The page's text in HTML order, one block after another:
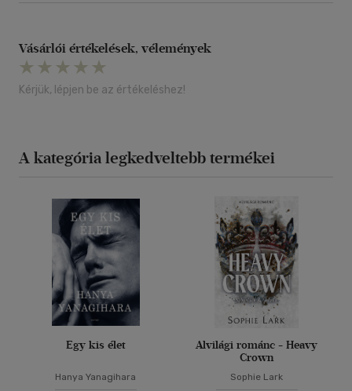
Vásárlói értékelések, vélemények
Kérjük, lépjen be az értékeléshez!
A kategória legkedveltebb termékei
Egy kis élet
Hanya Yanagihara
Alvilági románc - Heavy
Crown
Sophie Lark